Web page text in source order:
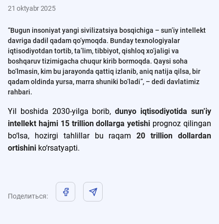
21 oktyabr 2025
“Bugun insoniyat yangi sivilizatsiya bosqichiga – sun’iy intellekt
davriga dadil qadam qo‘ymoqda. Bunday texnologiyalar
iqtisodiyotdan tortib, ta’lim, tibbiyot, qishloq xo‘jaligi va
boshqaruv tizimigacha chuqur kirib bormoqda. Qaysi soha
bo‘lmasin, kim bu jarayonda qattiq izlanib, aniq natija qilsa, bir
qadam oldinda yursa, marra shuniki bo‘ladi”, – dedi davlatimiz
rahbari.
Yil boshida 2030-yilga borib,dunyo iqtisodiyotida sun’iy
intellekt hajmi 15 trillion dollarga yetishi prognoz qilingan
bo‘lsa, hozirgi tahlillar bu raqam20 trillion dollardan
ortishini ko‘rsatyapti.
Поделиться: